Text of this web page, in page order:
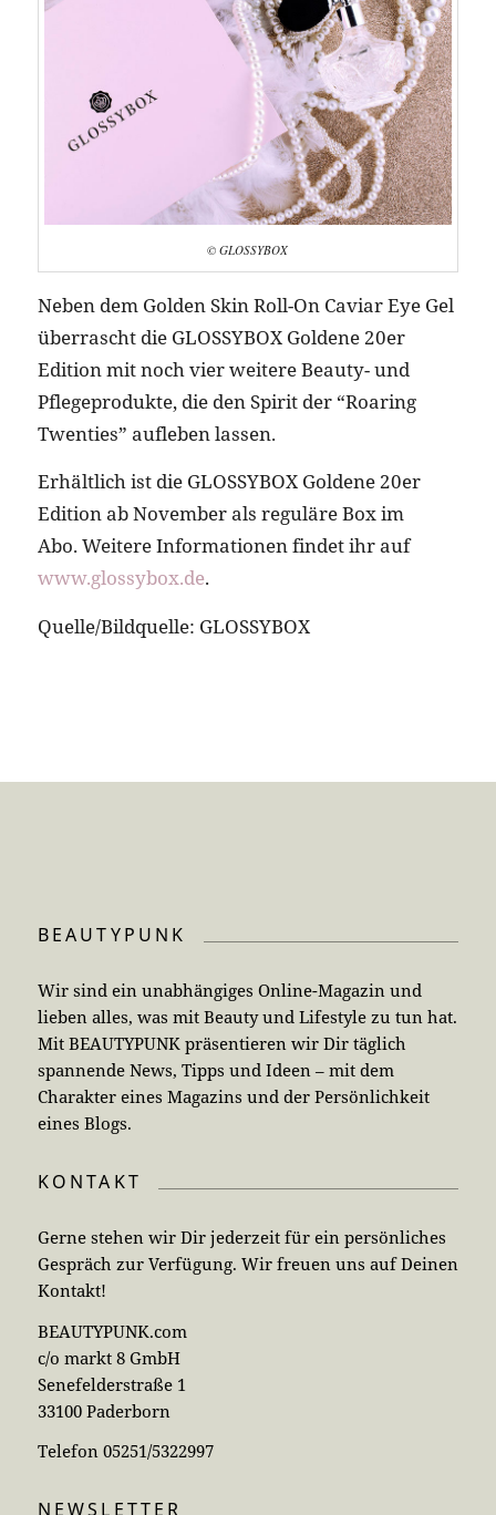
© GLOSSYBOX
Neben dem Golden Skin Roll-On Caviar Eye Gel
überrascht die GLOSSYBOX Goldene 20er
Edition mit noch vier weitere Beauty- und
Pflegeprodukte, die den Spirit der “Roaring
Twenties” aufleben lassen.
Erhältlich ist die GLOSSYBOX Goldene 20er
Edition ab November als reguläre Box im
Abo. Weitere Informationen findet ihr auf
www.glossybox.de.
Quelle/Bildquelle: GLOSSYBOX
BEAUTYPUNK
Wir sind ein unabhängiges Online-Magazin und
lieben alles, was mit Beauty und Lifestyle zu tun hat.
Mit BEAUTYPUNK präsentieren wir Dir täglich
spannende News, Tipps und Ideen – mit dem
Charakter eines Magazins und der Persönlichkeit
eines Blogs.
KONTAKT
Gerne stehen wir Dir jederzeit für ein persönliches
Gespräch zur Verfügung. Wir freuen uns auf Deinen
Kontakt!
BEAUTYPUNK.com
c/o markt 8 GmbH
Senefelderstraße 1
33100 Paderborn
Telefon 05251/5322997
NEWSLETTER